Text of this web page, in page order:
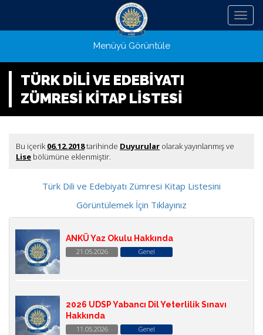
Menü
Menüyü Görüntüle
TÜRK DİLİ VE EDEBİYATI
ZÜMRESİ KİTAP LİSTESİ
Bu içerik06.12.2018tarihinde Duyurular olarak yayınlanmış ve
Lise bölümüne eklenmiştir.
Türk Dili ve Edebiyatı Zümresi Kitap Listesini
Görüntülemek İçin Tıklayınız
ANKÜ Yaz Okulu Hakkında
21.05.2026 Genel
2026 UDSP Yabancı Dil Yeterlilik Sınavı
Hakkında
11.05.2026 Genel